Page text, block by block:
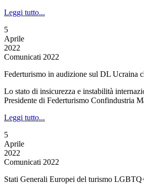
Leggi tutto...
5
Aprile
2022
Comunicati 2022
Federturismo in audizione sul DL Ucraina
Lo stato di insicurezza e instabilità
Presidente di Federturismo Confindustria
Leggi tutto...
5
Aprile
2022
Comunicati 2022
Stati Generali Europei del turismo